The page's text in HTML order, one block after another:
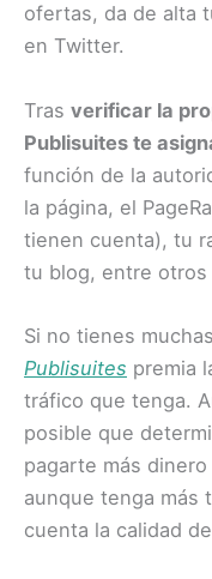
ofertas, da de alta
en Twitter.
Tras verificar la
Publisuites te
función de la
la página, el
tienen cuenta), tu
tu blog, entre otros
Si no tienes
Publisuites premia
tráfico que tenga.
posible que
pagarte más
aunque tenga más
cuenta la calidad